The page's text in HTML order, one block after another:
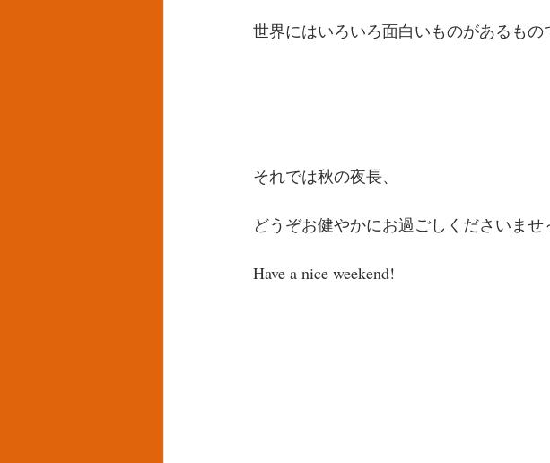
世界にはいろいろ面白いものがあるもの
それでは秋の夜長、
どうぞお健やかにお過ごしくださいませ
Have a nice weekend!